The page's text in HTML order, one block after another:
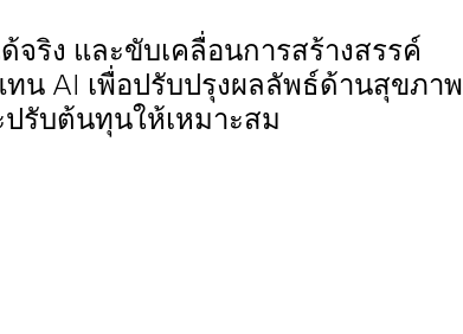
ริง และขับเคลื่อนการสร้างสรรค์
น AI เพื่อปรับปรุงผลลัพธ์ด้านสุขภาพ
รับต้นทุนให้เหมาะสม